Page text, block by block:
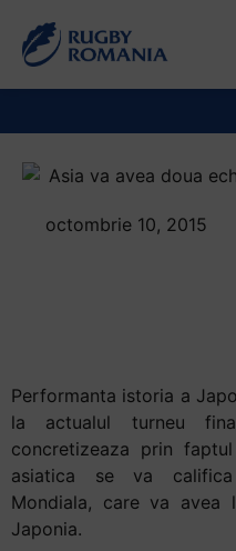
in
screen
Accessibility
screen
press
"Ctrl
octombrie 10, 2015
Performanta istoria a
la actualul turneu
concretizeaza prin
asiatica se va
Mondiala, care va
Japonia.